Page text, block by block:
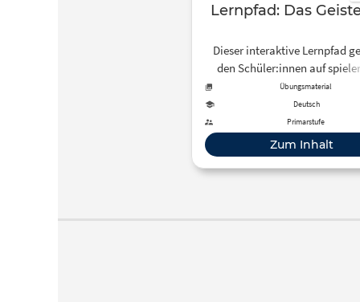
Lernpfad: Das
Dieser interaktive Lernpfad
den Schüler:innen auf
Weise das Silbentrennende h
Dehnungs-h durch.
Übungsmaterial
Deutsch
Primarstufe
Zum Inhalt